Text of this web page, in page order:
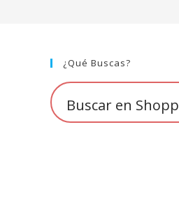
¿Qué Buscas?